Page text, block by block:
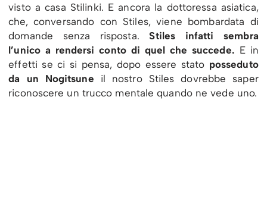
visto a casa Stilinki. E ancora la dottoressa asiatica,
che, conversando con Stiles, viene bombardata di
domande senza risposta.Stiles infatti sembra
l’unico a rendersi conto di quel che succede. E in
effetti se ci si pensa, dopo essere stato posseduto
da un Nogitsune il nostro Stiles dovrebbe saper
riconoscere un trucco mentale quando ne vede uno.